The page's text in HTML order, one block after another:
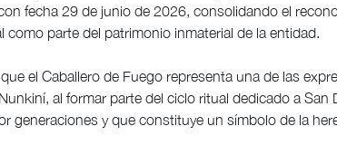
fecha 29 de junio de 2026, consolidando el
como parte del patrimonio inmaterial de la entidad.
el Caballero de Fuego representa una de las
al formar parte del ciclo ritual dedicado a San
generaciones y que constituye un símbolo de la